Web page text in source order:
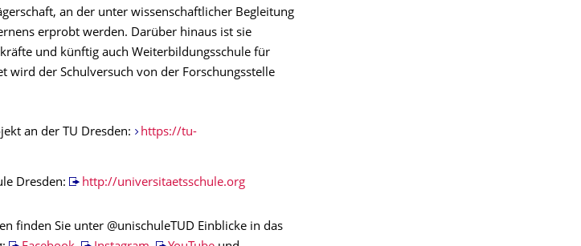
an der unter wissen­schaft­li­cher Begleitung
erprobt werden. Darüber hinaus ist sie
und künftig auch Weiter­bildungs­schule für
wird der Schulversuch von der Forschungsstelle
an der TU Dresden:
https://tu-
Dresden: http://universitaetsschule.org
finden Sie unter @unischuleTUD Einblicke in das